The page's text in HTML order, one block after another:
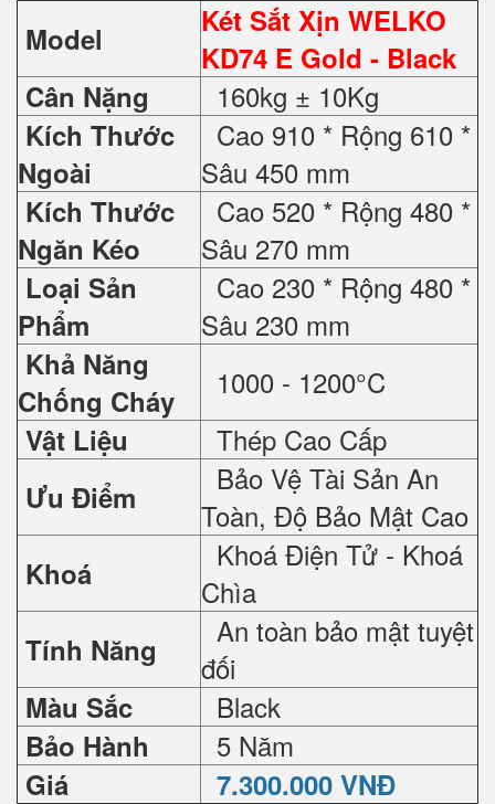
Model
Két Sắt Xịn WELKO
KD74 E Gold - Black
Cân Nặng
160kg ± 10Kg
Kích Thước
Ngoài
Cao 910 * Rộng 610 *
Sâu 450 mm
Kích Thước
Ngăn Kéo
Cao 520 * Rộng 480 *
Sâu 270 mm
Loại Sản
Phẩm
Cao 230 * Rộng 480 *
Sâu 230 mm
Khả Năng
Chống Cháy
1000 - 1200°C
Vật Liệu Thép Cao Cấp
Ưu Điểm
Bảo Vệ Tài Sản An
Toàn, Độ Bảo Mật Cao
Khoá
Khoá Điện Tử - Khoá
Chìa
Tính Năng
An toàn bảo mật tuyệt
đối
Màu Sắc Black
Bảo Hành 5 Năm
Giá 7.300.000 VNĐ